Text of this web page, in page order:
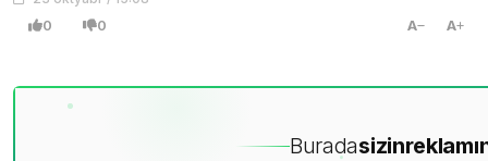
0 0 A A
Buradasizin